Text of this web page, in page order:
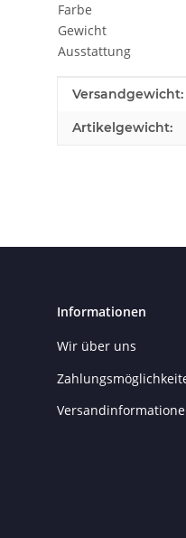
Farbe
Gewicht
Ausstattung
Produkteigenschaft
Wert
Versandgewicht:
Artikelgewicht:
Informationen
Wir über uns